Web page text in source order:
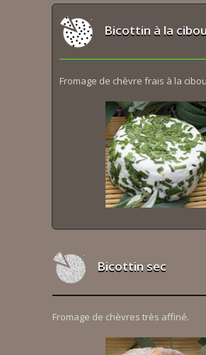
Bicottin à la
Fromage de chèvre frais à la
Bicottin sec
Fromage de chèvres très affiné.